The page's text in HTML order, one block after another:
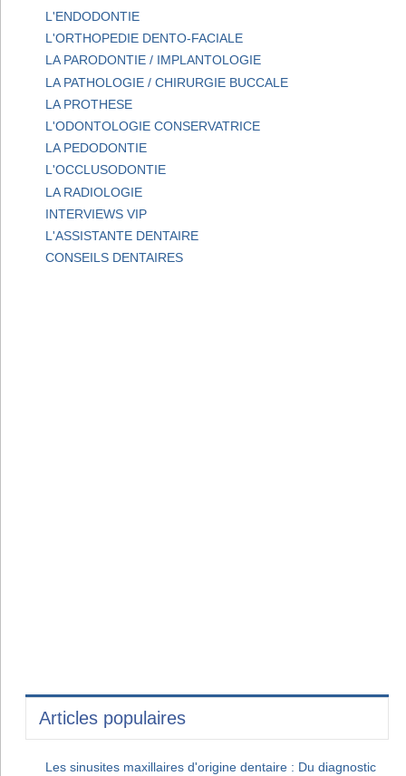
L'ENDODONTIE
L'ORTHOPEDIE DENTO-FACIALE
LA PARODONTIE / IMPLANTOLOGIE
LA PATHOLOGIE / CHIRURGIE BUCCALE
LA PROTHESE
L'ODONTOLOGIE CONSERVATRICE
LA PEDODONTIE
L'OCCLUSODONTIE
LA RADIOLOGIE
INTERVIEWS VIP
L'ASSISTANTE DENTAIRE
CONSEILS DENTAIRES
Articles populaires
Les sinusites maxillaires d'origine dentaire : Du diagnostic